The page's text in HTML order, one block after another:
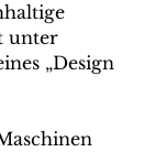
unter
„Design